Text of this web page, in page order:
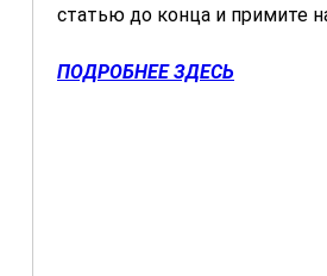
статью до конца и примите
ПОДРОБНЕЕ ЗДЕСЬ